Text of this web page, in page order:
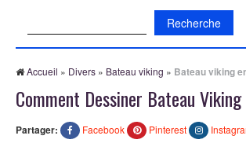
Accueil » Divers » Bateau viking » Bateau viking
Comment Dessiner Bateau
Partager: Facebook Pinterest